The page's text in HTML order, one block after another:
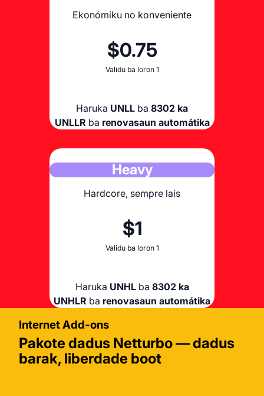
Ekonómiku no konveniente
$0.75
Validu ba loron 1
Haruka UNLL ba 8302 ka
UNLLR ba renovasaun automátika
Heavy
Hardcore, sempre lais
$1
Validu ba loron 1
Haruka UNHLba 8302 ka
UNHLR ba renovasaun automátika
Light
no konveniente
Light
no konveniente
Internet Add-ons
Pakote dadus Netturbo — dadus
barak, liberdade boot